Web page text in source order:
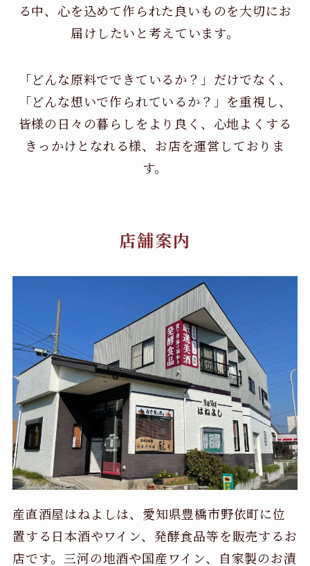
る中、 心を込めて作られた良いものを大切にお
届けしたいと考えています。
「どんな原料でできているか？」だけでなく、
「どんな想いで作られているか？」を重視し、
皆様の日々の暮らしをより良く、心地よくする
きっかけとなれる様、お店を運営しておりま
す。
店舗案内
産直酒屋はねよしは、愛知県豊橋市野依町に位
置する日本酒やワイン、発酵食品等を販売するお
店です。三河の地酒や国産ワイン、自家製のお漬